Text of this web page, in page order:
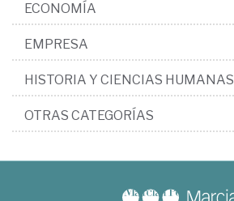
ECONOMÍA
EMPRESA
HISTORIA Y CIENCIAS HUMANAS
OTRAS CATEGORÍAS